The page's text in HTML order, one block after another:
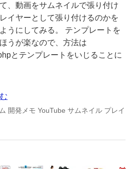
、動画をサムネイルで張り付け
イヤーとして張り付けるのかを
うにしてみる。 テンプレートを
うが楽なので、方法は
とテンプレートをいじることに
開発メモ YouTube サムネイル プレイ